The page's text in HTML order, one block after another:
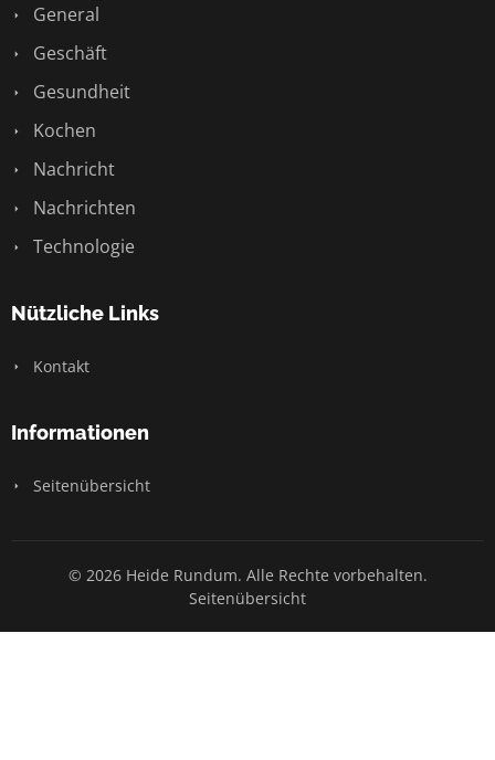
General
Geschäft
Gesundheit
Kochen
Nachricht
Nachrichten
Technologie
Nützliche Links
Kontakt
Informationen
Seitenübersicht
© 2026 Heide Rundum. Alle Rechte vorbehalten.
Seitenübersicht